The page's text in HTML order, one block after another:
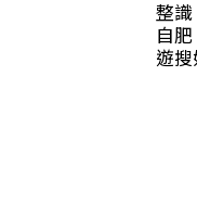
整
自
遊